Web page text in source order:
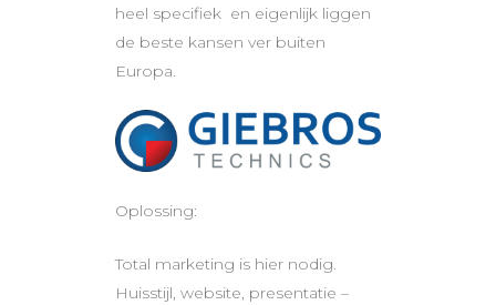
heel specifiek en eigenlijk liggen
de beste kansen ver buiten
Europa.
Oplossing:
Total marketing is hier nodig.
Huisstijl, website, presentatie –